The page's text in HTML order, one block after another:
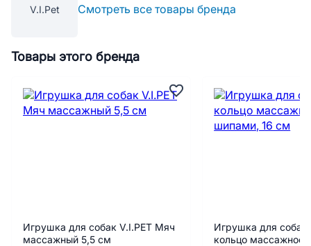
V.I.Pet Смотреть все товары бренда
Товары этого бренда
Игрушка для собак V.I.PET Мяч
массажный 5,5 см
Игрушка для собак
кольцо массажное